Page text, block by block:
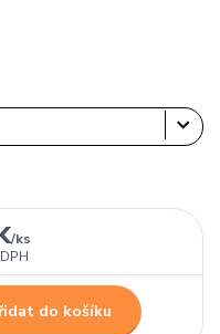
/ks
do košíku